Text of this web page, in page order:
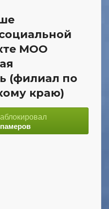
МОО
(филиал по
краю)